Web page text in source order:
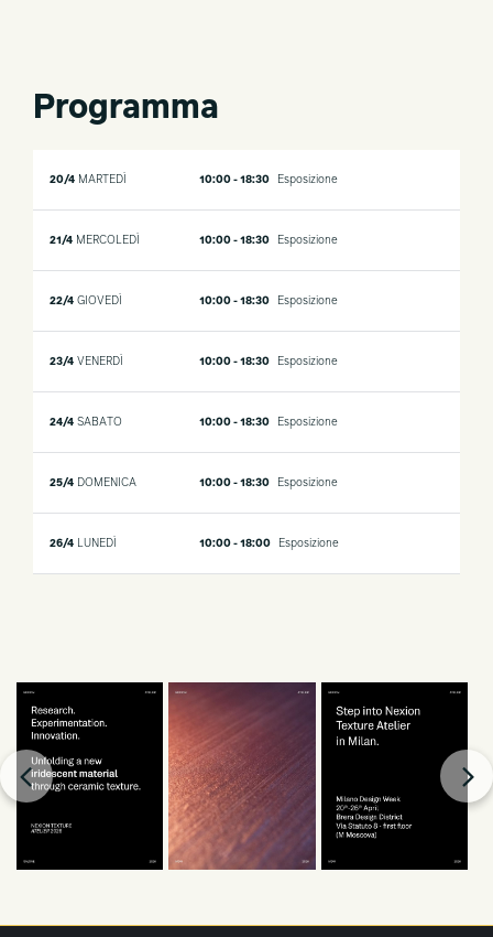
Programma
20/4 MARTEDÌ 10:00 - 18:30 Esposizione
21/4 MERCOLEDÌ 10:00 - 18:30 Esposizione
22/4 GIOVEDÌ 10:00 - 18:30 Esposizione
23/4 VENERDÌ 10:00 - 18:30 Esposizione
24/4 SABATO 10:00 - 18:30 Esposizione
25/4 DOMENICA 10:00 - 18:30 Esposizione
26/4 LUNEDÌ 10:00 - 18:00 Esposizione